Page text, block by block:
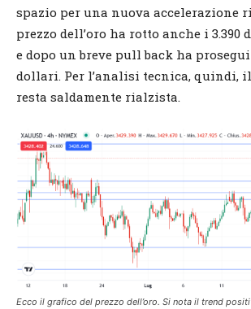
spazio per una nuova accelerazione
prezzo dell’oro ha rotto anche i
e dopo un breve pull back ha
dollari. Per l’analisi tecnica, quindi,
resta saldamente rialzista.
Ecco il grafico del prezzo dell’oro. Si nota il trend